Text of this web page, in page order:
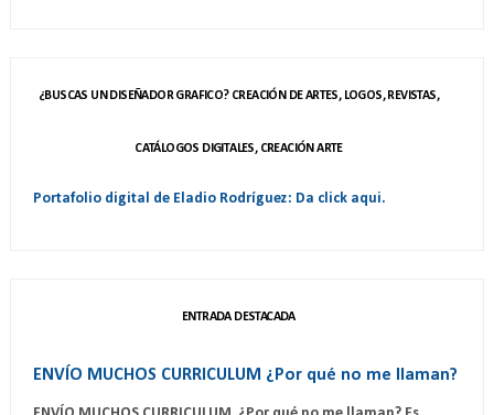
¿BUSCAS UN DISEÑADOR GRAFICO? CREACIÓN DE ARTES, LOGOS, REVISTAS,
CATÁLOGOS DIGITALES, CREACIÓN ARTE
Portafolio digital de Eladio Rodríguez: Da click aqui.
ENTRADA DESTACADA
ENVÍO MUCHOS CURRICULUM ¿Por qué no me llaman?